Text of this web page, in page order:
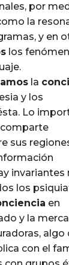
por
la
y en
los
la
y los
Lo
comparte
sus
invariantes
los
en
y la
algo
con el